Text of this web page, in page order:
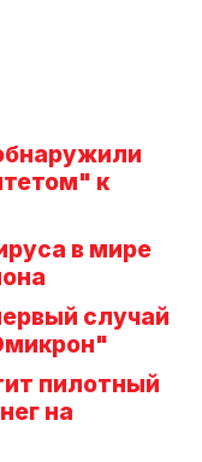
к
в мире
случай
пилотный
на